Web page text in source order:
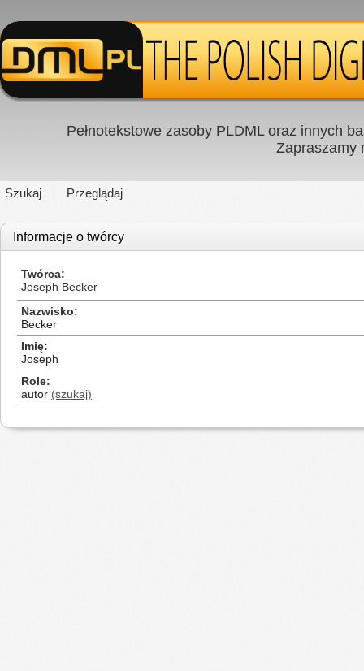
Pełnotekstowe zasoby PLDML oraz innych
Zapraszamy
Szukaj Przeglądaj
Informacje o twórcy
Twórca
Joseph Becker
Nazwisko
Becker
Imię
Joseph
Role
autor (szukaj)